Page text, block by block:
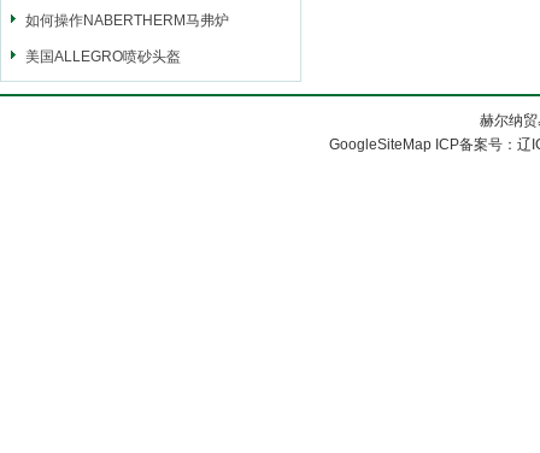
查什么
如何操作NABERTHERM马弗炉
美国ALLEGRO喷砂头盔
赫尔纳
GoogleSiteMap ICP备案号：辽